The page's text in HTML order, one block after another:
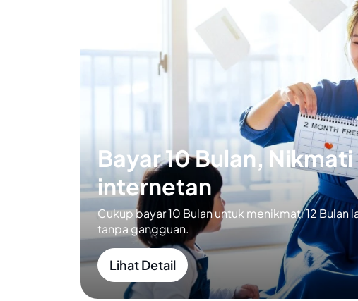
Bayar 10 Bulan, Nikmati
internetan
Cukup bayar 10 Bulan untuk menikmati 12 Bulan
tanpa gangguan.
Lihat Detail